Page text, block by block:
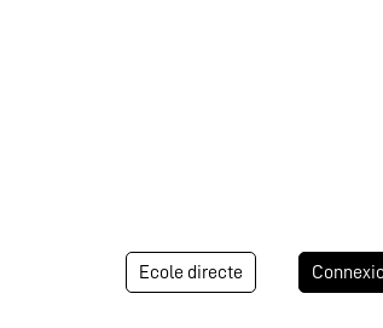
Ecole directe